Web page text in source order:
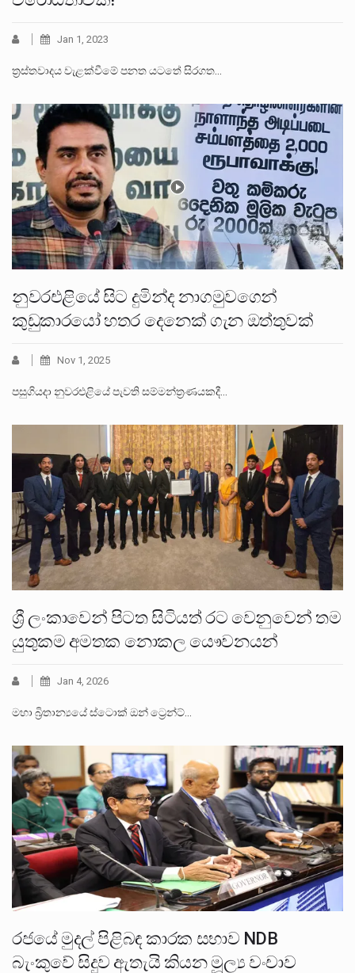
Jan 1, 2023
ත්‍රස්තවාදය වැළක්වීමේ පනත යටතේ සිරගත…
නුවරඑළියේ සිට දුමින්ද නාගමුවගෙන්
කුඩුකාරයෝ හතර දෙනෙක් ගැන ඔත්තුවක්
Nov 1, 2025
පසුගියදා නුවරඑළියේ පැවති සම්මන්ත්‍රණයකදී…
ශ්‍රී ලංකාවෙන් පිටත සිටියත් රට වෙනුවෙන් තම
යුතුකම අමතක නොකල යෞවනයන්
Jan 4, 2026
මහා බ්‍රිතාන්‍යයේ ස්ටොක් ඔන් ට්‍රෙන්ට්…
රජයේ මුදල් පිළිබඳ කාරක සභාව NDB
බැංකුවේ සිදුව ඇතැයි කියන මූල්‍ය වංචාව